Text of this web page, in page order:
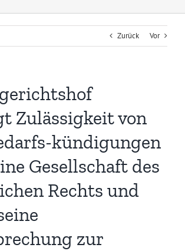
Zurück Vor
Zulässigkeit von
kündigungen
Gesellschaft des
Rechts und
zur